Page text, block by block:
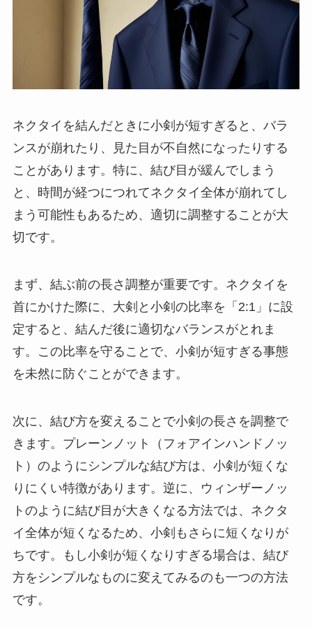
ネクタイを結んだときに小剣が短すぎると、バラ
ンスが崩れたり、見た目が不自然になったりする
ことがあります。特に、結び目が緩んでしまう
と、時間が経つにつれてネクタイ全体が崩れてし
まう可能性もあるため、適切に調整することが大
切です。
まず、結ぶ前の長さ調整が重要です。ネクタイを
首にかけた際に、大剣と小剣の比率を「2:1」に設
定すると、結んだ後に適切なバランスがとれま
す。この比率を守ることで、小剣が短すぎる事態
を未然に防ぐことができます。
次に、結び方を変えることで小剣の長さを調整で
きます。プレーンノット（フォアインハンドノッ
ト）のようにシンプルな結び方は、小剣が短くな
りにくい特徴があります。逆に、ウィンザーノッ
トのように結び目が大きくなる方法では、ネクタ
イ全体が短くなるため、小剣もさらに短くなりが
ちです。もし小剣が短くなりすぎる場合は、結び
方をシンプルなものに変えてみるのも一つの方法
です。